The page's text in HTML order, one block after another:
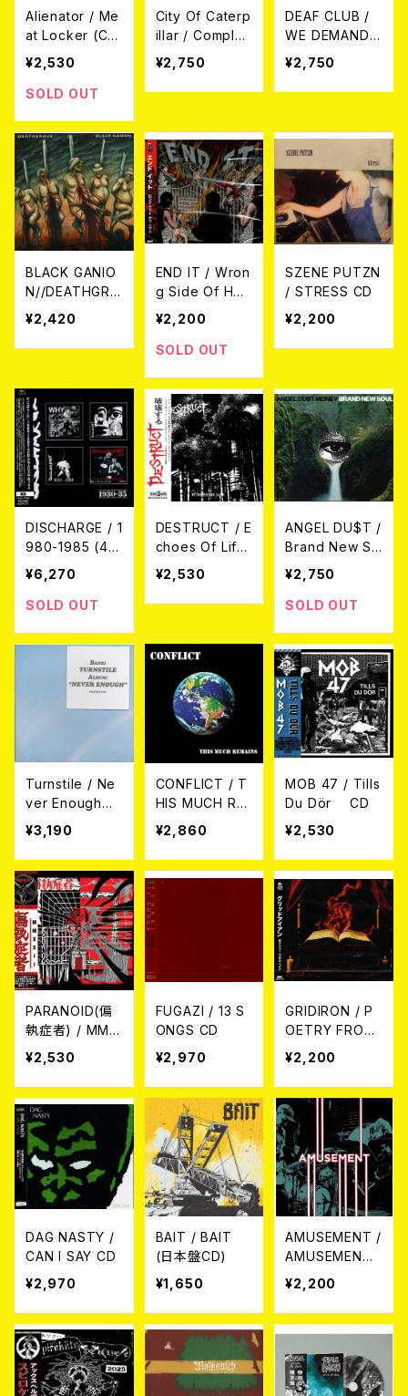
Alienator / Me
at Locker (C
D)
¥2,530
SOLD OUT
City Of Caterp
illar / Complet
e Discograph
y (帯付き日本盤
2CD)
¥2,750
DEAF CLUB /
WE DEMAND
A PERMANEN
T STATE OF H
APPINESS (日
¥2,750
BLACK GANIO
N//DEATHGRA
¥2,420
END IT / Wron
g Side Of Hea
ven CD
¥2,200
SOLD OUT
SZENE PUTZN
/ STRESS CD
¥2,200
DISCHARGE / 1
980-1985 (4C
D Clamshell B
ox Set Editio
n) 4CD
¥6,270
SOLD OUT
DESTRUCT / E
choes Of Life
CD + Extra tra
cks CD
¥2,530
ANGEL DU$T /
Brand New So
ul CD
¥2,750
SOLD OUT
Turnstile / Ne
ver Enough
CD
¥3,190
CONFLICT / T
HIS MUCH RE
MAINS (CD)
¥2,860
MOB 47 / Tills
Du Dör CD
¥2,530
PARANOID(偏
執症者) / MMX
XII -SINGLE C
OLLECTION 2
022- (CD)
¥2,530
FUGAZI / 13 S
ONGS CD
¥2,970
GRIDIRON / P
OETRY FROM
PAIN CD
¥2,200
DAG NASTY /
CAN I SAY CD
¥2,970
BAIT / BAIT
(日本盤CD)
¥1,650
AMUSEMENT /
AMUSEMENT
CD
¥2,200